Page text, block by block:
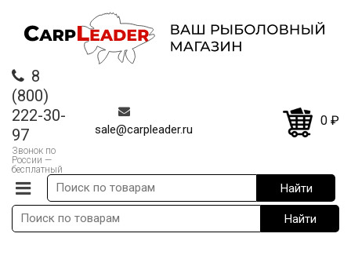
8
(800)
222-30-
97
Звонок по
России —
бесплатный
sale@carpleader.ru
0 ₽